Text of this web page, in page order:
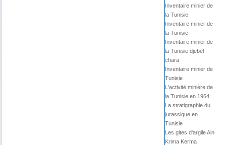
Inventaire minier de
la Tunisie
Inventaire minier de
la Tunisie
Inventaire minier de
la Tunisie djebel
chara
Inventaire minier de
Tunisie
L'activité minière de
la Tunisie en 1964.
La stratigraphie du
jurassique en
Tunisie
Les gites d'argile Ain
Krima Kerma